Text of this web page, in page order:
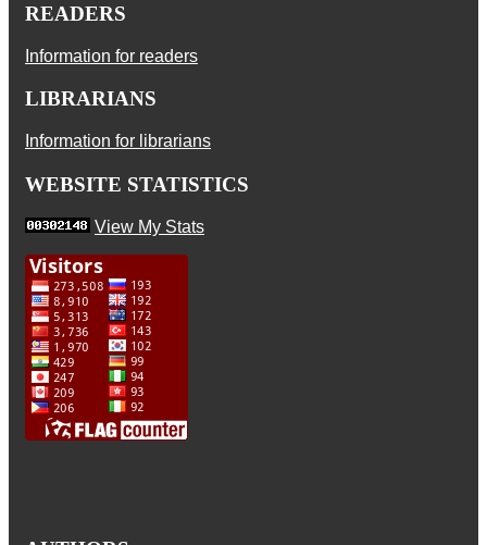
READERS
Information for readers
LIBRARIANS
Information for librarians
WEBSITE STATISTICS
View My Stats